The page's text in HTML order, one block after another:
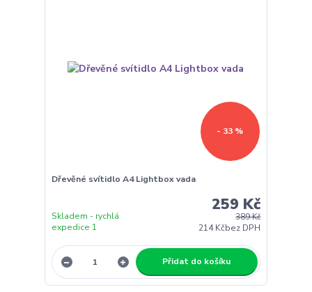
- 33 %
Dřevěné svítidlo A4 Lightbox vada
389 Kč
259 Kč
214 Kčbez DPH
Skladem - rychlá
expedice 1
Přidat do košíku